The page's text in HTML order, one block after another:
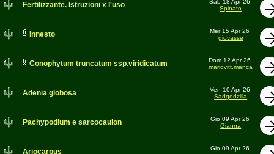
Fertilizzante. Istruzioni x l'uso
Sab 18 Apr 26
Spinato
Innesto
Mer 15 Apr 26
giovasse
Conophytum truncatum ssp.viridicatum
Dom 12 Apr 26
mariovitt.manca
Adenia globosa
Ven 10 Apr 26
Sadgodzilla
Pachypodium e sarcocaulon
Gio 09 Apr 26
Gianna
Ariocarpus
Gio 09 Apr 26